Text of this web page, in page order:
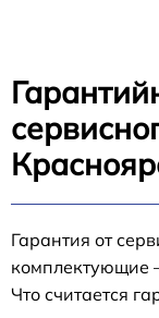
Гарантия от
комплектующие
Что считается